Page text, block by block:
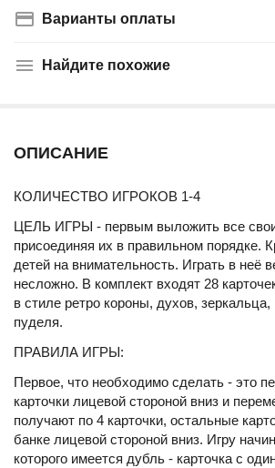
Варианты оплаты
Найдите похожие
ОПИСАНИЕ
КОЛИЧЕСТВО ИГРОКОВ 1-4
ЦЕЛЬ ИГРЫ - первым выложить все свои
присоединяя их в правильном порядке.
детей на внимательность. Играть в неё
несложно. В комплект входят 28
в стиле ретро короны, духов,
пуделя.
ПРАВИЛА ИГРЫ:
Первое, что необходимо сделать - это
карточки лицевой стороной вниз и
получают по 4 карточки, остальные
банке лицевой стороной вниз. Игру
которого имеется дубль - карточка с